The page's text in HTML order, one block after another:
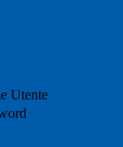
Utente